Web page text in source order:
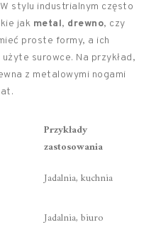
stylu industrialnym często
jak metal, drewno, czy
proste formy, a ich
surowce. Na przykład,
z metalowymi nogami
Przykłady
zastosowania
Jadalnia, kuchnia
Jadalnia, biuro